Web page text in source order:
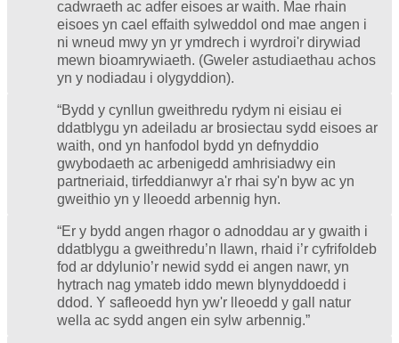
cadwraeth ac adfer eisoes ar waith. Mae rhain
eisoes yn cael effaith sylweddol ond mae angen i
ni wneud mwy yn yr ymdrech i wyrdroi'r dirywiad
mewn bioamrywiaeth. (Gweler astudiaethau achos
yn y nodiadau i olygyddion).
“Bydd y cynllun gweithredu rydym ni eisiau ei
ddatblygu yn adeiladu ar brosiectau sydd eisoes ar
waith, ond yn hanfodol bydd yn defnyddio
gwybodaeth ac arbenigedd amhrisiadwy ein
partneriaid, tirfeddianwyr a'r rhai sy'n byw ac yn
gweithio yn y lleoedd arbennig hyn.
“Er y bydd angen rhagor o adnoddau ar y gwaith i
ddatblygu a gweithredu’n llawn, rhaid i’r cyfrifoldeb
fod ar ddylunio’r newid sydd ei angen nawr, yn
hytrach nag ymateb iddo mewn blynyddoedd i
ddod. Y safleoedd hyn yw'r lleoedd y gall natur
wella ac sydd angen ein sylw arbennig.”